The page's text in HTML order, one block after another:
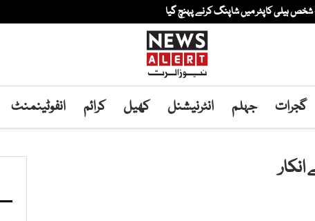
گجرات جہلم انٹرنیشنل کھیل کرائم انفوٹینمنٹ